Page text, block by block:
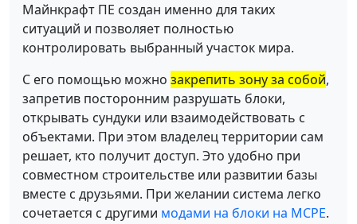
Майнкрафт ПЕ создан именно для таких
ситуаций и позволяет полностью
контролировать выбранный участок мира.
С его помощью можно закрепить зону за собой,
запретив посторонним разрушать блоки,
открывать сундуки или взаимодействовать с
объектами. При этом владелец территории сам
решает, кто получит доступ. Это удобно при
совместном строительстве или развитии базы
вместе с друзьями. При желании система легко
сочетается с другими модами на блоки на MCPE.